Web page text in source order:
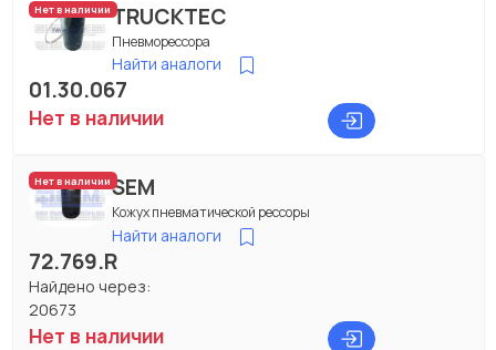
Нет в наличииTRUCKTEC
Пневморессора
Найти аналоги
01.30.067
Нет в наличии
Нет в наличииSEM
Кожух пневматической рессоры
Найти аналоги
72.769.R
Найдено через:
20673
Нет в наличии